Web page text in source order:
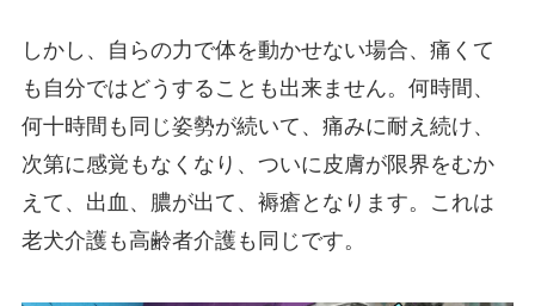
しかし、自らの力で体を動かせない場合、痛くて
も自分ではどうすることも出来ません。何時間、
何十時間も同じ姿勢が続いて、痛みに耐え続け、
次第に感覚もなくなり、ついに皮膚が限界をむか
えて、出血、膿が出て、褥瘡となります。これは
老犬介護も高齢者介護も同じです。